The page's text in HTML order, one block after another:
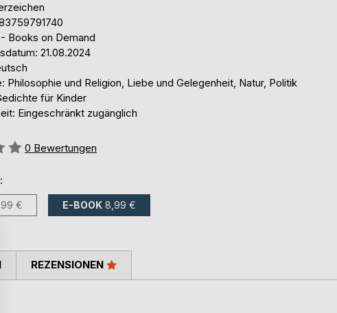
Books on Demand
21.08.2024
Philosophie und Religion, Liebe und Gelegenheit, Natur, Politik
für Kinder
Eingeschränkt zugänglich
0 Bewertungen
€ E-BOOK 8,99 €
REZENSIONEN